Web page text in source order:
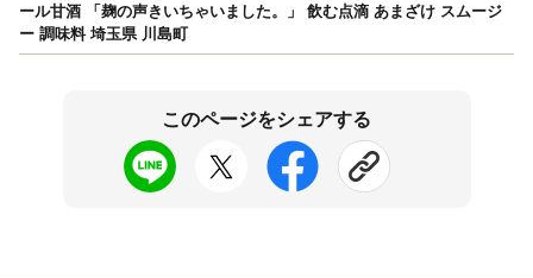
ール甘酒 「麹の声きいちゃいました。」 飲む点滴 あまざけ スムージ
ー 調味料 埼玉県 川島町
このページをシェアする